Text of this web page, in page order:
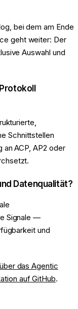
bei dem am Ende
geht weiter: Der
Auswahl und
Schnittstellen
ACP, AP2 oder
Datenqualität?
Signale —
und
das Agentic
auf GitHub.